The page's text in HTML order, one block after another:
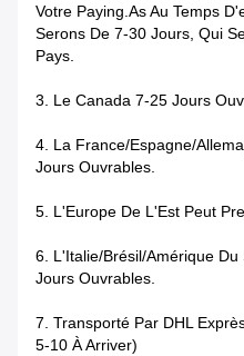
Votre Paying.as Au Temps
Serons De 7-30 Jours, Qui
Pays.
3. Le Canada 7-25 Jours
4. La France/Espagne/
Jours Ouvrables.
5. L'Europe De L'Est Peut
6. L'Italie/Brésil/Amérique
Jours Ouvrables.
7. Transporté Par DHL
5-10 À Arriver)